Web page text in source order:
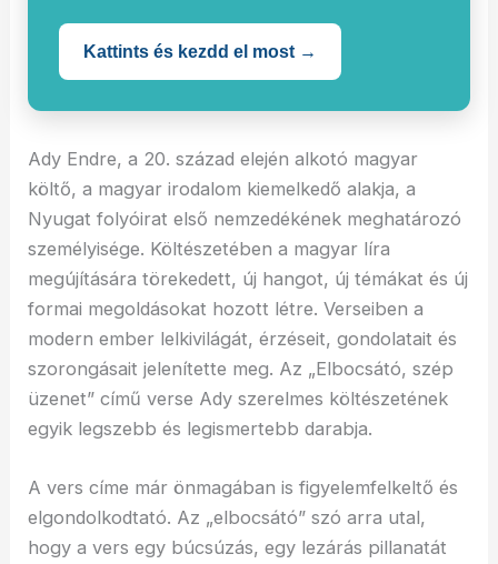
Kattints és kezdd el most →
Ady Endre, a 20. század elején alkotó magyar
költő, a magyar irodalom kiemelkedő alakja, a
Nyugat folyóirat első nemzedékének meghatározó
személyisége. Költészetében a magyar líra
megújítására törekedett, új hangot, új témákat és új
formai megoldásokat hozott létre. Verseiben a
modern ember lelkivilágát, érzéseit, gondolatait és
szorongásait jelenítette meg. Az „Elbocsátó, szép
üzenet” című verse Ady szerelmes költészetének
egyik legszebb és legismertebb darabja.
A vers címe már önmagában is figyelemfelkeltő és
elgondolkodtató. Az „elbocsátó” szó arra utal,
hogy a vers egy búcsúzás, egy lezárás pillanatát